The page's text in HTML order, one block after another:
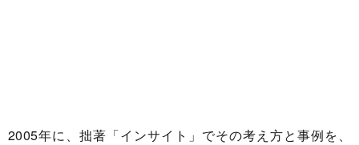
2005年に、拙著「インサイト」でその考え方と事例を、